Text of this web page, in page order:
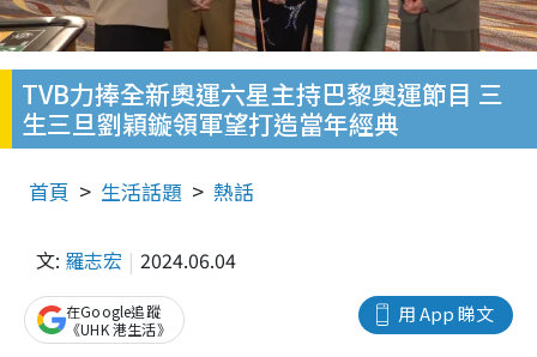
TVB力捧全新奧運六星主持巴黎奧運節目 三
生三旦劉穎鏇領軍望打造當年經典
首頁 生活話題 熱話
文: 羅志宏 2024.06.04
用 App 睇文
在Google追蹤
《UHK 港生活》